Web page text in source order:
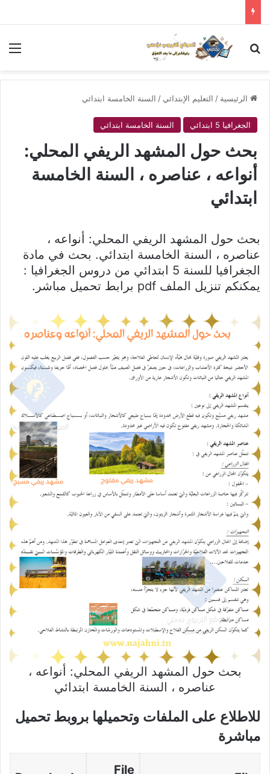
بحث عن
الرئيسية / التعليم الإبتدائي / السنة الخامسة ابتدائي
الجغرافيا 5 ابتدائي السنة الخامسة ابتدائي
بحث حول المشهد الريفي المحلي:
أنواعه ، عناصره ، السنة الخامسة
ابتدائي
بحث حول المشهد الريفي المحلي: أنواعه ،
عناصره ، السنة الخامسة ابتدائي. بحث في مادة
الجغرافيا للسنة 5 ابتدائي من دروس الجغرافيا :
يمكنكم تنزيل الملف pdf برابط تحميل مباشر.
بحث حول المشهد الريفي المحلي: أنواعه ،
عناصره ، السنة الخامسة ابتدائي
للاطلاع على الملفات وتحميلها بروبط تحميل
مباشرة
File